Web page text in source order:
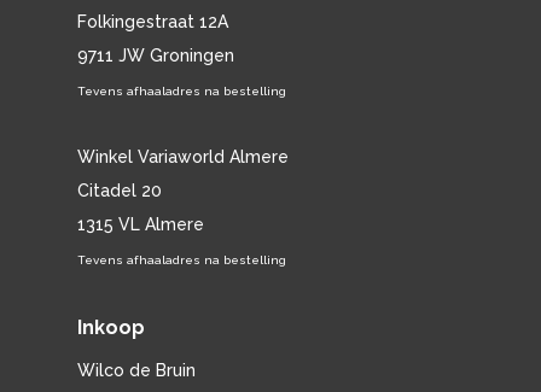
Folkingestraat 12A
9711 JW Groningen
Tevens afhaaladres na bestelling
Winkel Variaworld Almere
Citadel 20
1315 VL Almere
Tevens afhaaladres na bestelling
Inkoop
Wilco de Bruin